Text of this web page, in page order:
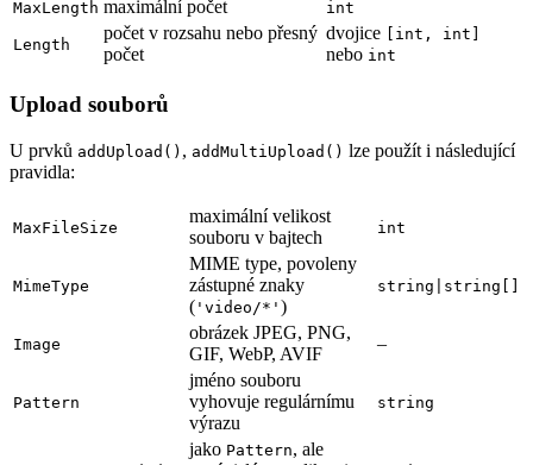
MaxLength maximální počet int
Length
počet v rozsahu nebo přesný
počet
dvojice [int, int]
nebo int
Upload souborů
U prvků addUpload() , addMultiUpload() lze použít i následující
pravidla:
MaxFileSize
maximální velikost
souboru v bajtech
int
MimeType
MIME type, povoleny
zástupné znaky
( 'video/*' )
string|string[]
Image
obrázek JPEG, PNG,
GIF, WebP, AVIF
–
Pattern
jméno souboru
vyhovuje regulárnímu
výrazu
string
jako Pattern, ale